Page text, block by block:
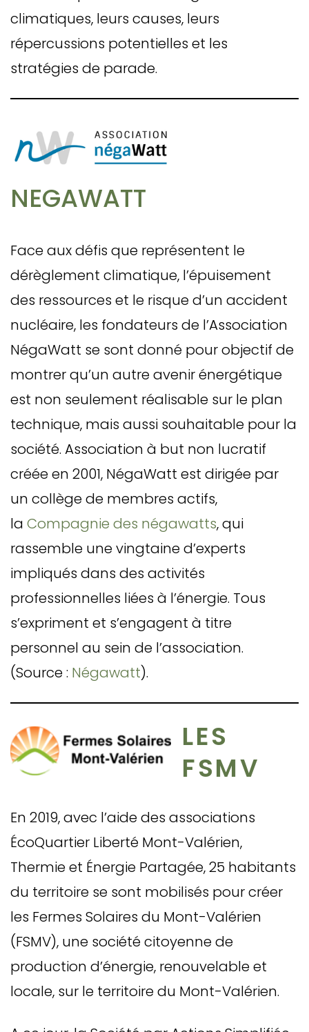
climatiques, leurs causes, leurs
répercussions potentielles et les
stratégies de parade.
NEGAWATT
Face aux défis que représentent le
dérèglement climatique, l’épuisement
des ressources et le risque d’un accident
nucléaire, les fondateurs de l’Association
NégaWatt se sont donné pour objectif de
montrer qu’un autre avenir énergétique
est non seulement réalisable sur le plan
technique, mais aussi souhaitable pour la
société. Association à but non lucratif
créée en 2001, NégaWatt est dirigée par
un collège de membres actifs,
la Compagnie des négawatts, qui
rassemble une vingtaine d’experts
impliqués dans des activités
professionnelles liées à l’énergie. Tous
s’expriment et s’engagent à titre
personnel au sein de l’association.
(Source : Négawatt).
LES
FSMV
En 2019, avec l’aide des associations
ÉcoQuartier Liberté Mont-Valérien,
Thermie et Énergie Partagée, 25 habitants
du territoire se sont mobilisés pour créer
les Fermes Solaires du Mont-Valérien
(FSMV), une société citoyenne de
production d’énergie, renouvelable et
locale, sur le territoire du Mont-Valérien.